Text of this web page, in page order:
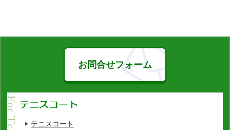
お問合せフォーム
テニスコート